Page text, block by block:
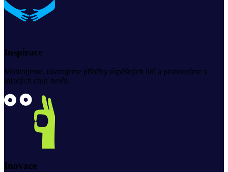
Inspirace
Motivujeme, ukazujeme příběhy úspěšných lidí a probouzíme v
mladých chuť tvořit.
Inovace